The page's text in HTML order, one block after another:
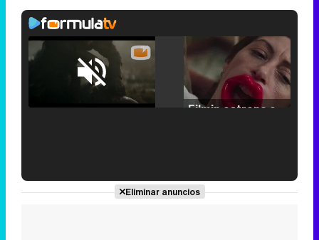
Unmute /
'120 Minutos' celebra sus 2.000 programas en Telemadrid con un vídeo del día a día en la redacción
Eliminar anuncios